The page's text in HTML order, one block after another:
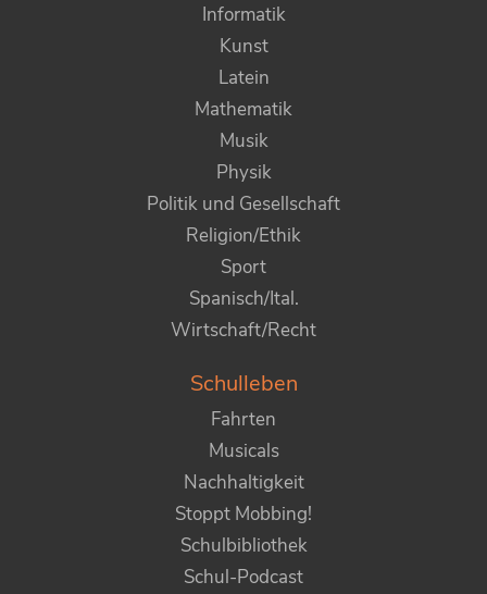
Informatik
Kunst
Latein
Mathematik
Musik
Physik
Politik und Gesellschaft
Religion/Ethik
Sport
Spanisch/Ital.
Wirtschaft/Recht
Schulleben
Fahrten
Musicals
Nachhaltigkeit
Stoppt Mobbing!
Schulbibliothek
Schul-Podcast